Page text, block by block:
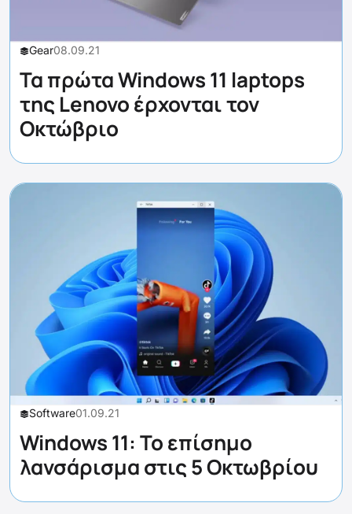
Gear08.09.21
Τα πρώτα Windows 11 laptops
της Lenovo έρχονται τον
Οκτώβριο
Software01.09.21
Windows 11: Το επίσημο
λανσάρισμα στις 5 Οκτωβρίου